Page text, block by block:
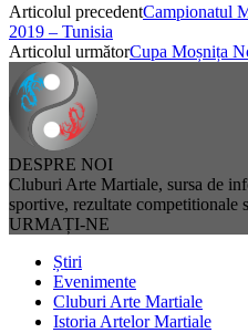
Articolul precedentCampionatul
2019 – Tunisia
Articolul următorCupa Moșnița
DESPRE NOI
Cluburi Arte Martiale, sursa de
sportive, rezultate competitionale
URMAȚI-NE
Știri
Evenimente
Cluburi Arte Martiale
Istoria Artelor Martiale